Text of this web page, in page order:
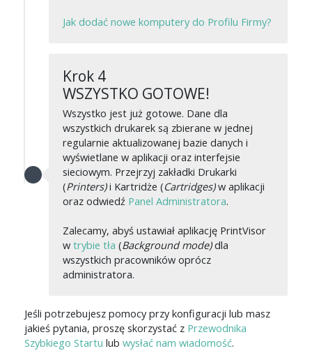
Jak dodać nowe komputery do Profilu Firmy?
Krok 4
WSZYSTKO GOTOWE!
Wszystko jest już gotowe. Dane dla
wszystkich drukarek są zbierane w jednej
regularnie aktualizowanej bazie danych i
wyświetlane w aplikacji oraz interfejsie
sieciowym. Przejrzyj zakładki Drukarki
(Printers)i Kartridże (Cartridges)w aplikacji
oraz odwiedź Panel Administratora.
Zalecamy, abyś ustawiał aplikację PrintVisor
w trybie tła (Background mode)dla
wszystkich pracowników oprócz
administratora.
Jeśli potrzebujesz pomocy przy konfiguracji lub masz
jakieś pytania, proszę skorzystać z Przewodnika
Szybkiego Startu lub wysłać nam wiadomość.